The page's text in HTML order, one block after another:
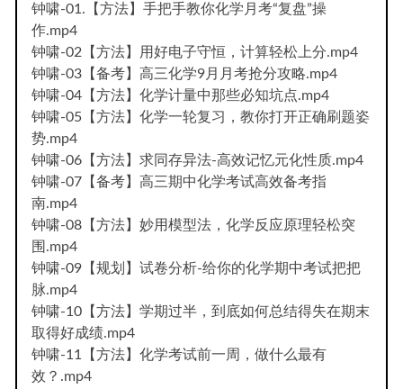
钟啸-01.【方法】手把手教你化学月考“复盘”操
作.mp4
钟啸-02【方法】用好电子守恒，计算轻松上分.mp4
钟啸-03【备考】高三化学9月月考抢分攻略.mp4
钟啸-04【方法】化学计量中那些必知坑点.mp4
钟啸-05【方法】化学一轮复习，教你打开正确刷题姿
势.mp4
钟啸-06【方法】求同存异法-高效记忆元化性质.mp4
钟啸-07【备考】高三期中化学考试高效备考指
南.mp4
钟啸-08【方法】妙用模型法，化学反应原理轻松突
围.mp4
钟啸-09【规划】试卷分析-给你的化学期中考试把把
脉.mp4
钟啸-10【方法】学期过半，到底如何总结得失在期末
取得好成绩.mp4
钟啸-11【方法】化学考试前一周，做什么最有
效？.mp4